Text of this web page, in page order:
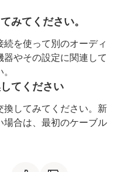
みてください。
を使って別のオーディ
やその設定に関連して
てください
換してみてください。新
場合は、最初のケーブル